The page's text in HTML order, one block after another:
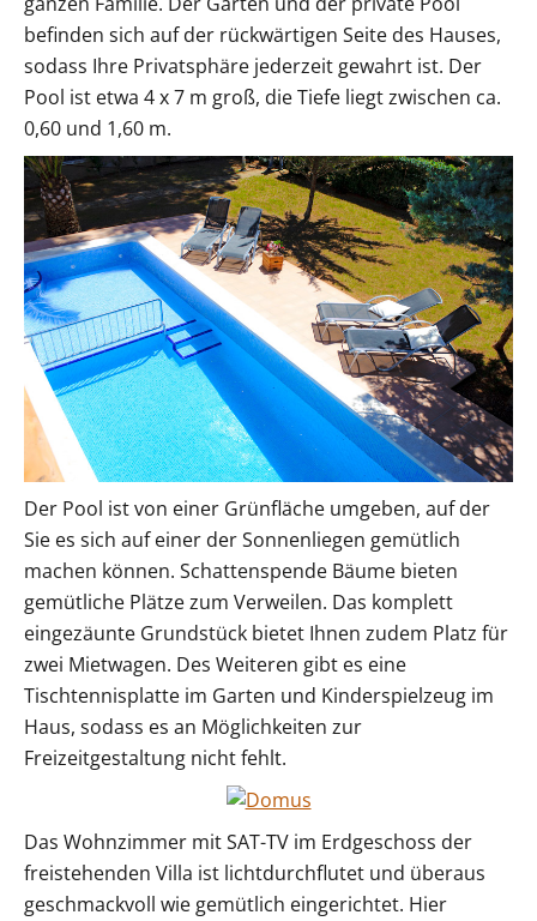
befinden sich auf der rückwärtigen Seite des Hauses,
sodass Ihre Privatsphäre jederzeit gewahrt ist. Der
Pool ist etwa 4 x 7 m groß, die Tiefe liegt zwischen ca.
0,60 und 1,60 m.
Der Pool ist von einer Grünfläche umgeben, auf der
Sie es sich auf einer der Sonnenliegen gemütlich
machen können. Schattenspende Bäume bieten
gemütliche Plätze zum Verweilen. Das komplett
eingezäunte Grundstück bietet Ihnen zudem Platz für
zwei Mietwagen. Des Weiteren gibt es eine
Tischtennisplatte im Garten und Kinderspielzeug im
Haus, sodass es an Möglichkeiten zur
Freizeitgestaltung nicht fehlt.
Das Wohnzimmer mit SAT-TV im Erdgeschoss der
freistehenden Villa ist lichtdurchflutet und überaus
geschmackvoll wie gemütlich eingerichtet. Hier